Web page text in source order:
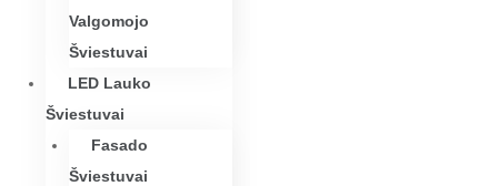
Valgomojo
Šviestuvai
LED Lauko
Šviestuvai
Fasado
Šviestuvai